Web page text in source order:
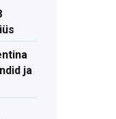
ja